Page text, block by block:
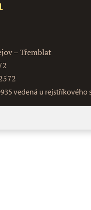
– Třemblat
vedená u rejstříkového